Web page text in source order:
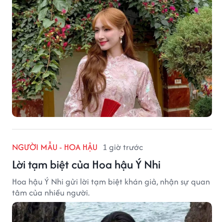
NGƯỜI MẪU - HOA HẬU 1 giờ trước
Lời tạm biệt của Hoa hậu Ý Nhi
Hoa hậu Ý Nhi gửi lời tạm biệt khán giả, nhận sự quan
tâm của nhiều người.